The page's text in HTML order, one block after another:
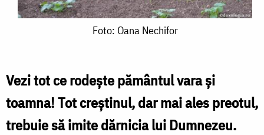
Foto: Oana Nechifor
Vezi tot ce rodeşte pământul vara şi
toamna! Tot creştinul, dar mai ales preotul,
trebuie să imite dărnicia lui Dumnezeu.